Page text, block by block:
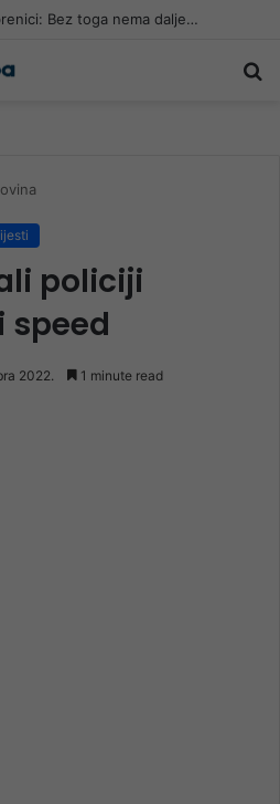
Bez toga nema dalje…
policiji
2022. 1 minute read